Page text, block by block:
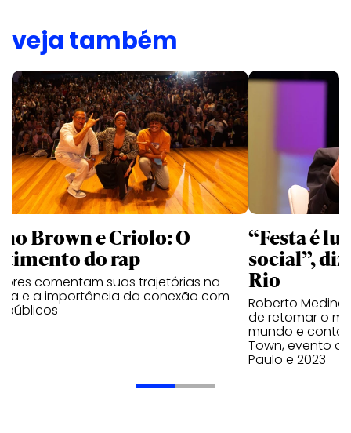
veja também
Brown e Criolo: O
do rap
comentam suas trajetórias na
e a importância da conexão com
públicos
“Festa é
social”,
Rio
Roberto
de retomar o
mundo e
Town, evento
Paulo e 2023